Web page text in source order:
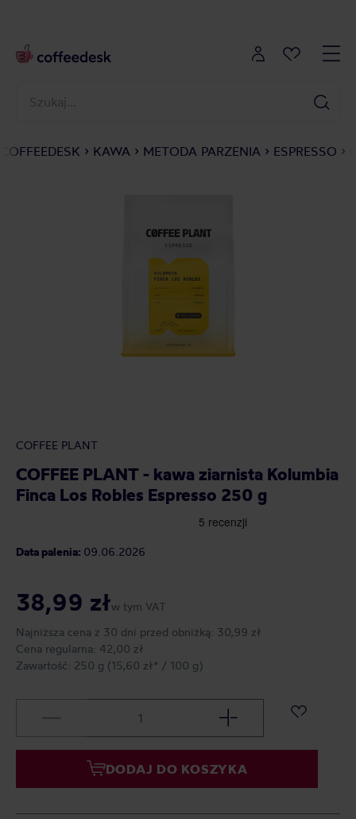
COFFEEDESK KAWA METODA PARZENIA ESPRESSO
COFFEE PLANT
COFFEE PLANT - kawa ziarnista Kolumbia
Finca Los Robles Espresso 250 g
Data palenia: 09.06.2026
38,99 złw tym VAT
Najniższa cena z 30 dni przed obniżką: 30,99 zł
Cena regularna: 42,00 zł
Zawartość: 250 g (15,60 zł* / 100 g)
DODAJ DO KOSZYKA